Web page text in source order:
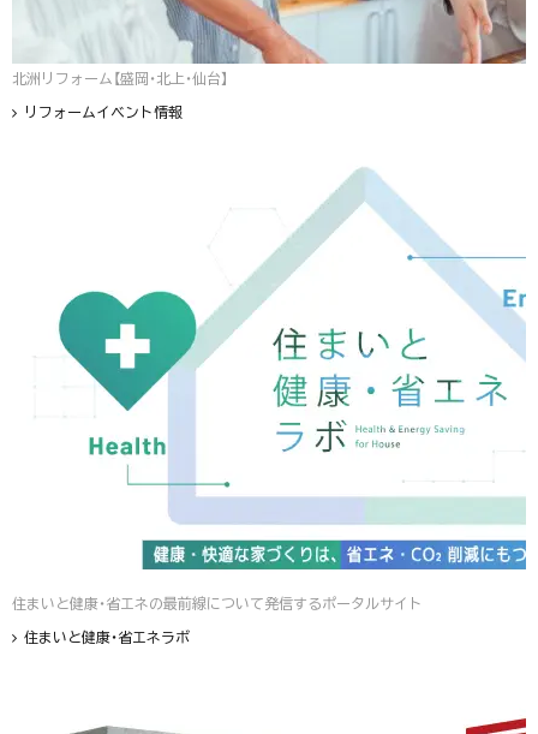
北洲リフォーム【盛岡・北上・仙台】
リフォームイベント情報
住まいと健康・省エネの最前線について発信するポータルサイト
住まいと健康・省エネラボ